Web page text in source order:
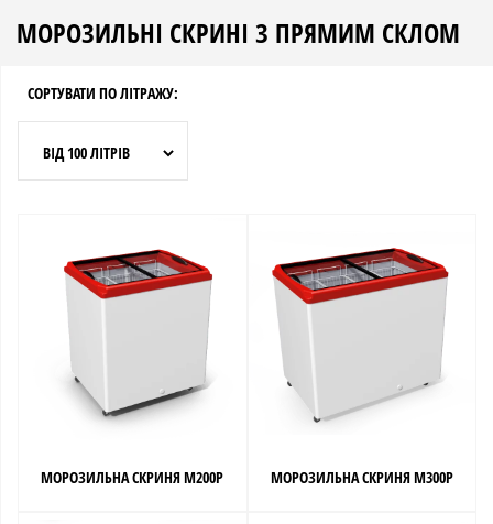
МОРОЗИЛЬНІ CКРИНІ З ПРЯМИМ СКЛОМ
СОРТУВАТИ ПО ЛIТРАЖУ:
ВIД 100 ЛIТРIВ
МОРОЗИЛЬНА СКРИНЯ M200P МОРОЗИЛЬНА СКРИНЯ M300P